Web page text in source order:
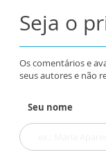
Seja o
Os comentários e
seus autores e não
Seu nome